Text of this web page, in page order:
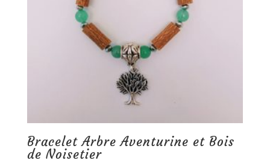
Bracelet Arbre Aventurine et Bois
de Noisetier